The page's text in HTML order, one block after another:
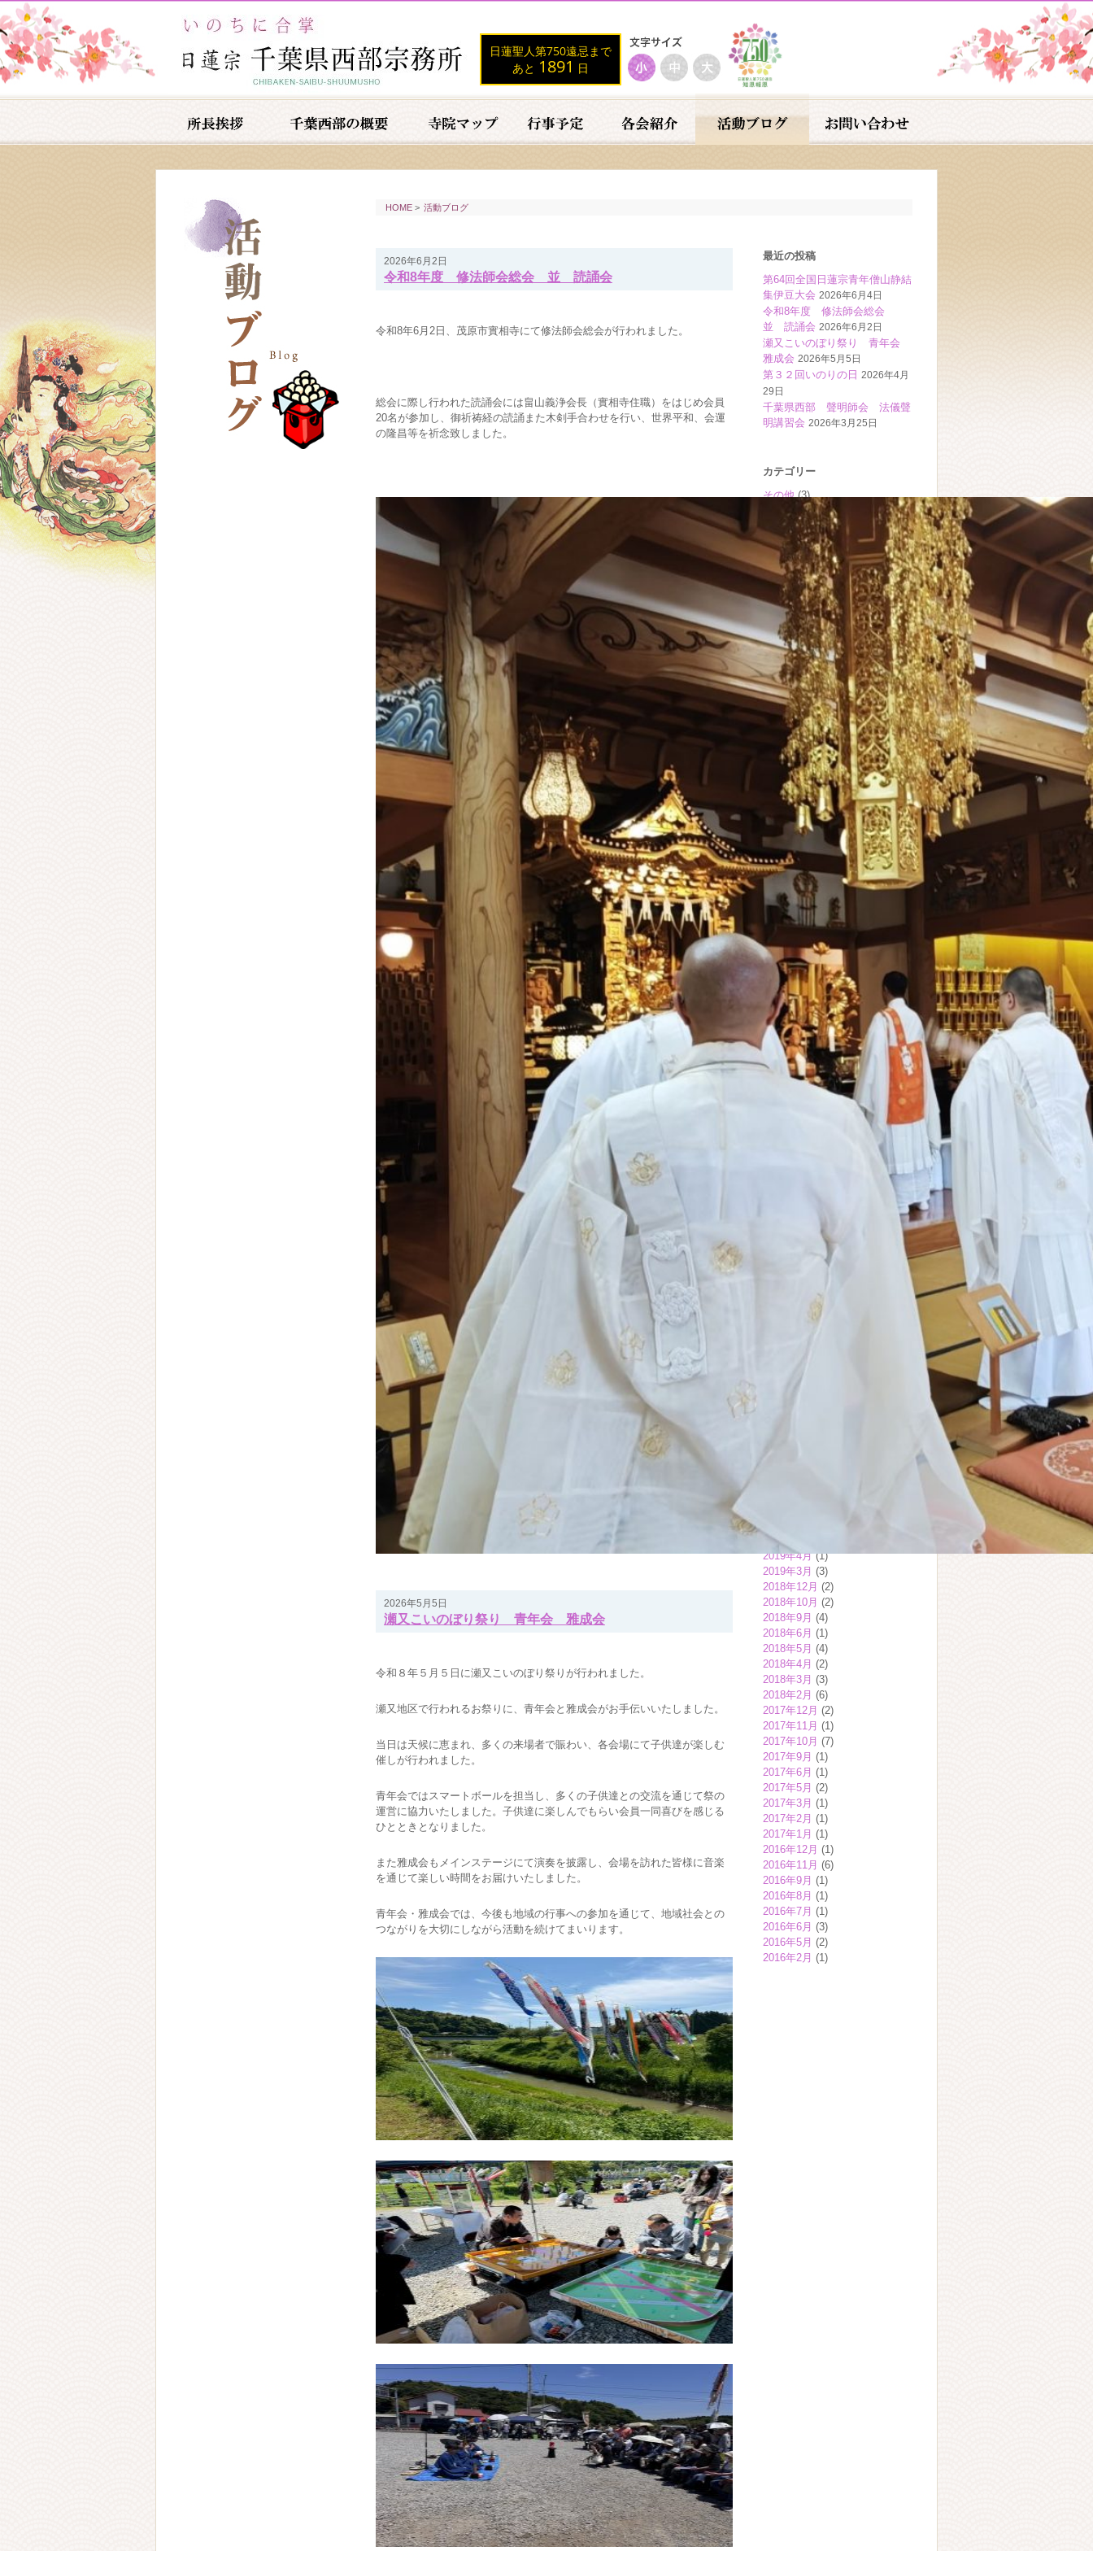
日蓮聖人第750遠忌まで
あと 1891 日
HOME > 活動ブログ
最近の投稿
第64回全国日蓮宗青年僧山静結
集伊豆大会 2026年6月4日
令和8年度 修法師会総会
並 読誦会 2026年6月2日
瀬又こいのぼり祭り 青年会
雅成会 2026年5月5日
第３２回いのりの日 2026年4月
29日
千葉県西部 聲明師会 法儀聲
明講習会 2026年3月25日
カテゴリー
その他(3)
信行会
(32)
修法師会 (10)
和讃振興会(5)
宗務所 (82)
寺庭婦人会(2)
布教師会(5)
教化センター(3)
檀信徒協議会(3)
社教会(8)
聲明師会(11)
部経会(3)
雅成会(5)
青年会(33)
アーカイブ
2026年6月(2)
2026年5月(1)
2026年4月(1)
2026年3月 (2)
2026年2月(2)
2026年1月
(1)
2025年12月
2025年11月(1)
2025年10月(5)
2025年6月(4)
2025年5月(5)
2025年3月(2)
2025年2月(2)
2025年1月
(1)
2024年12月(3)
2024年11月(4)
2024年10月 (3)
2024年9月 (1)
2024年7月(1)
2024年6月(5)
(3)
(3)
(2)
(2)
2022年11月(3)
(2)
2022年9月(1)
2020年12月
2020年3月
2019年5月
2019年4月(1)
2019年3月 (3)
2018年12月 (2)
2018年10月 (2)
2018年9月 (4)
2018年6月 (1)
2018年5月 (4)
2018年4月 (2)
2018年3月 (3)
2018年2月 (6)
2017年12月 (2)
2017年11月 (1)
2017年10月 (7)
2017年9月 (1)
2017年6月 (1)
2017年5月 (2)
2017年3月 (1)
2017年2月 (1)
2017年1月 (1)
2016年12月 (1)
2016年11月 (6)
2016年9月 (1)
2016年8月 (1)
2016年7月 (1)
2016年6月 (3)
2016年5月 (2)
2016年2月 (1)
2026年6月2日
令和8年度 修法師会総会 並 読誦会
令和8年6月2日、茂原市實相寺にて修法師会総会が行われました。
総会に際し行われた読誦会には畠山義浄会長（實相寺住職）をはじめ会員
20名が参加し、御祈祷経の読誦また木剣手合わせを行い、世界平和、会運
の隆昌等を祈念致しました。
2026年5月5日
瀬又こいのぼり祭り 青年会 雅成会
令和８年５月５日に瀬又こいのぼり祭りが行われました。
瀬又地区で行われるお祭りに、青年会と雅成会がお手伝いいたしました。
当日は天候に恵まれ、多くの来場者で賑わい、各会場にて子供達が楽しむ
催しが行われました。
青年会ではスマートボールを担当し、多くの子供達との交流を通じて祭の
運営に協力いたしました。子供達に楽しんでもらい会員一同喜びを感じる
ひとときとなりました。
また雅成会もメインステージにて演奏を披露し、会場を訪れた皆様に音楽
を通じて楽しい時間をお届けいたしました。
青年会・雅成会では、今後も地域の行事への参加を通じて、地域社会との
つながりを大切にしながら活動を続けてまいります。